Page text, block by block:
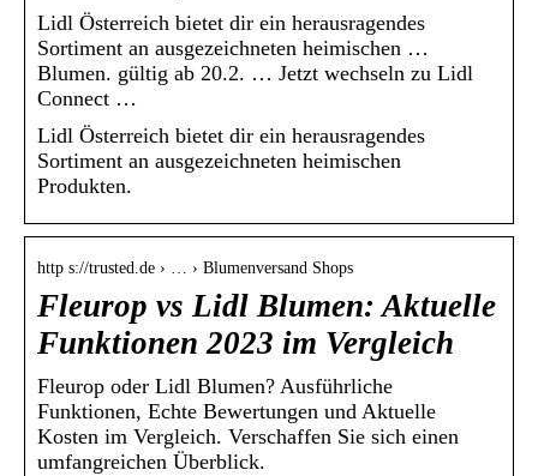
Lidl Österreich bietet dir ein herausragendes
Sortiment an ausgezeichneten heimischen …
Blumen. gültig ab 20.2. … Jetzt wechseln zu Lidl
Connect …
Lidl Österreich bietet dir ein herausragendes
Sortiment an ausgezeichneten heimischen
Produkten.
http s://trusted.de › … › Blumenversand Shops
Fleurop vs Lidl Blumen: Aktuelle
Funktionen 2023 im Vergleich
Fleurop oder Lidl Blumen? Ausführliche
Funktionen, Echte Bewertungen und Aktuelle
Kosten im Vergleich. Verschaffen Sie sich einen
umfangreichen Überblick.